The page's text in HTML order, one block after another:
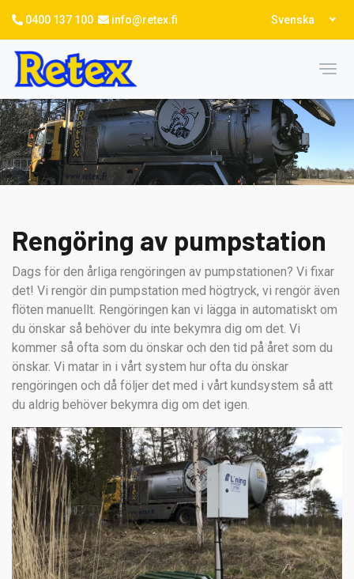
huvudinnehåll
0400 137 100 info@retex.fi
your
Svenska
Rengöring av pumpstation
Dags för den årliga rengöringen av pumpstationen? Vi fixar
det! Vi rengör din pumpstation med högtryck, vi rengör även
flöten manuellt. Rengöringen kan vi lägga in automatiskt om
du önskar så behöver du inte bekymra dig om det. Vi
kommer så ofta som du önskar och den tid på året som du
önskar. Vi matar in i vårt system hur ofta du önskar
rengöringen och då följer det med i vårt kundsystem så att
du aldrig behöver bekymra dig om det igen.